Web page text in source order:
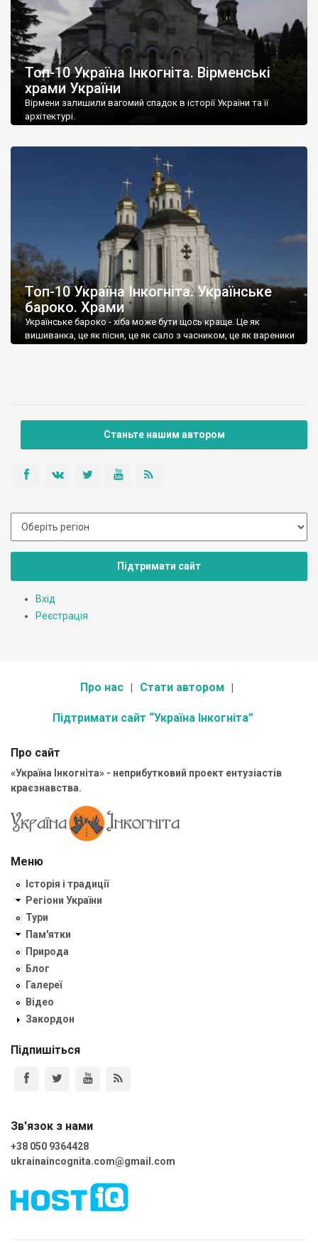
Топ-10 Україна Інкогніта. Вірменські
храми України
Вірмени залишили вагомий спадок в історії України та її
архітектурі.
Топ-10 Україна Інкогніта. Українське
бароко. Храми
Українське бароко - хіба може бути щось краще. Це як
вишиванка, це як пісня, це як сало з часником, це як вареники
Станьте нашим автором
Підтримати сайт
Вхід
Реєстрація
Про нас Стати автором
Підтримати сайт “Україна Інкогніта”
Про сайт
«Україна Інкогніта» - неприбутковий проект ентузіастів
краєзнавства.
Меню
Історія і традиції
Регіони України
Тури
Пам'ятки
Природа
Блог
Галереї
Відео
Закордон
Підпишіться
Зв'язок з нами
+38 050 9364428
ukrainaincognita.com@gmail.com